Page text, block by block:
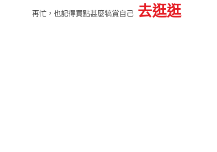
再忙，也記得買點甚麼犒賞自己 去逛逛